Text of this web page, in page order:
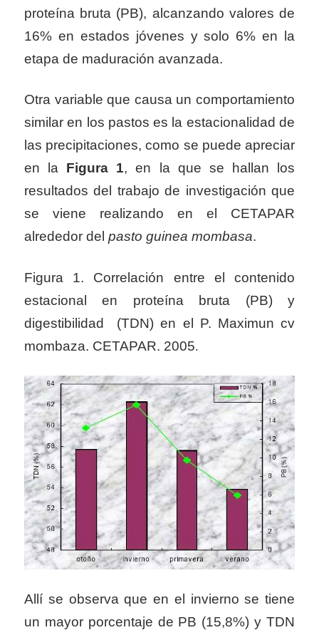
proteína bruta (PB), alcanzando valores de
16% en estados jóvenes y solo 6% en la
etapa de maduración avanzada.
Otra variable que causa un comportamiento
similar en los pastos es la estacionalidad de
las precipitaciones, como se puede apreciar
en la Figura 1, en la que se hallan los
resultados del trabajo de investigación que
se viene realizando en el CETAPAR
alrededor del pasto guinea mombasa.
Figura 1. Correlación entre el contenido
estacional en proteína bruta (PB) y
digestibilidad (TDN) en el P. Maximun cv
mombaza. CETAPAR. 2005.
Allí se observa que en el invierno se tiene
un mayor porcentaje de PB (15,8%) y TDN